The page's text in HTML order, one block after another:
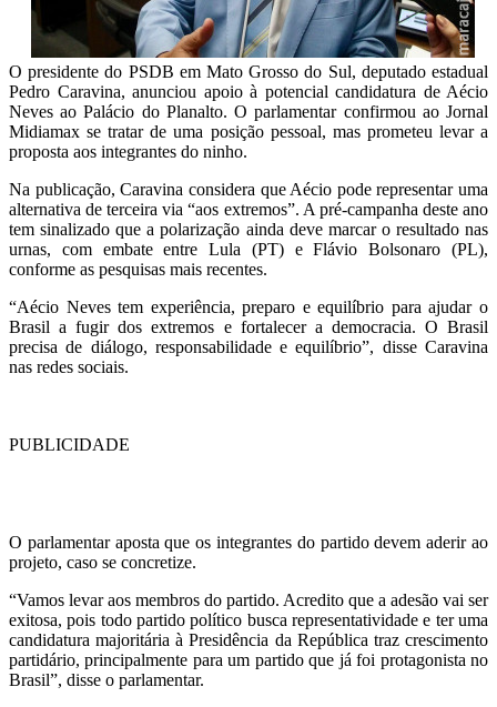
O presidente do PSDB em Mato Grosso do Sul, deputado estadual
Pedro Caravina, anunciou apoio à potencial candidatura de Aécio
Neves ao Palácio do Planalto. O parlamentar confirmou ao Jornal
Midiamax se tratar de uma posição pessoal, mas prometeu levar a
proposta aos integrantes do ninho.
Na publicação, Caravina considera que Aécio pode representar uma
alternativa de terceira via “aos extremos”. A pré-campanha deste ano
tem sinalizado que a polarização ainda deve marcar o resultado nas
urnas, com embate entre Lula (PT) e Flávio Bolsonaro (PL),
conforme as pesquisas mais recentes.
“Aécio Neves tem experiência, preparo e equilíbrio para ajudar o
Brasil a fugir dos extremos e fortalecer a democracia. O Brasil
precisa de diálogo, responsabilidade e equilíbrio”, disse Caravina
nas redes sociais.
PUBLICIDADE
O parlamentar aposta que os integrantes do partido devem aderir ao
projeto, caso se concretize.
“Vamos levar aos membros do partido. Acredito que a adesão vai ser
exitosa, pois todo partido político busca representatividade e ter uma
candidatura majoritária à Presidência da República traz crescimento
partidário, principalmente para um partido que já foi protagonista no
Brasil”, disse o parlamentar.